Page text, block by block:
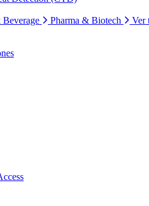
Pharma & Biotech
Ver